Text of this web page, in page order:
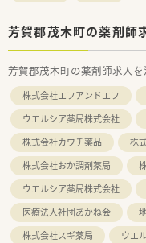
芳賀郡茂木町の薬剤師
芳賀郡茂木町の薬剤師求人
株式会社エフアンドエフ
ウエルシア薬局株式会社
株式会社カワチ薬品
株
株式会社おか調剤薬局
ウエルシア薬局株式会社
医療法人社団あかね会
株式会社スギ薬局
ウエ